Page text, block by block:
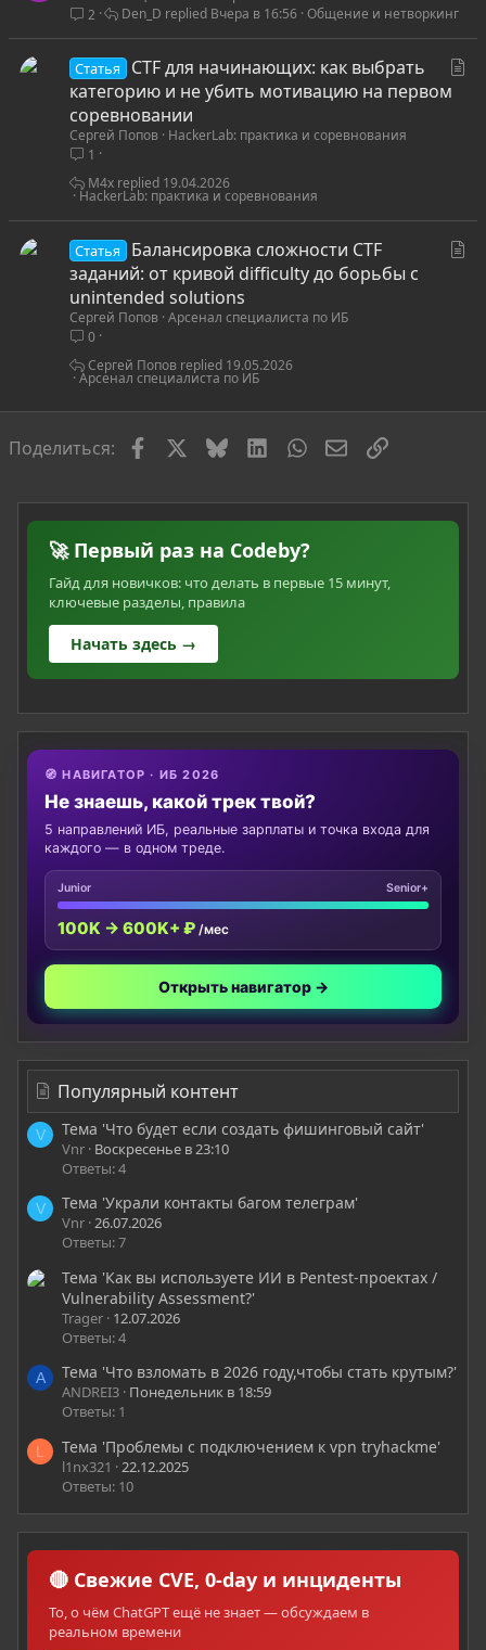
2
Общение и нетворкинг
Вчера в 16:56
Den_D
Статья
CTF для начинающих: как выбрать
категорию и не убить мотивацию на первом
соревновании
Сергей Попов HackerLab: практика и соревнования
1
HackerLab: практика и соревнования
19.04.2026
M4x
Статья
Балансировка сложности CTF
заданий: от кривой difficulty до борьбы с
unintended solutions
Сергей Попов Арсенал специалиста по ИБ
0
Арсенал специалиста по ИБ
19.05.2026
Сергей Попов
Поделиться: FacebookBlueskyLinkedInWhatsAppЭлектронная
Ссылка
🚀 Первый раз на Codeby?
Гайд для новичков: что делать в первые 15 минут,
ключевые разделы, правила
Начать здесь →
🧭 НАВИГАТОР · ИБ 2026
Не знаешь, какой трек твой?
5 направлений ИБ, реальные зарплаты и точка входа для
каждого — в одном треде.
Junior Senior+
100K → 600K+ ₽ /мес
Открыть навигатор →
Популярный контент
V Тема 'Что будет если создать фишинговый сайт'
Vnr Воскресенье в 23:10
Ответы: 4
V Тема 'Украли контакты багом телеграм'
Vnr 26.07.2026
Ответы: 7
Тема 'Как вы используете ИИ в Pentest-проектах /
Vulnerability Assessment?'
Trager 12.07.2026
Ответы: 4
A Тема 'Что взломать в 2026 году,чтобы стать крутым?'
ANDREI3 Понедельник в 18:59
Ответы: 1
L Тема 'Проблемы с подключением к vpn tryhackme'
l1nx321
22.12.2025
Ответы: 10
🔴 Свежие CVE, 0-day и инциденты
То, о чём ChatGPT ещё не знает — обсуждаем в
реальном времени